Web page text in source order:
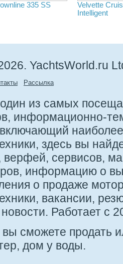
335 SS
Velvette
Intelligent
YachtsWorld.ru
Рассылка
из самых
информационно-
включающий
здесь вы
верфей, сервисов,
информацию о
о продаже
вакансии,
Работает с
сможете продать
дом у воды.